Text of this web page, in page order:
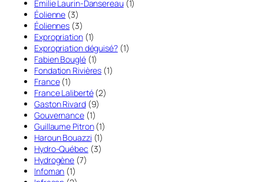
Émilie Laurin-Dansereau(1)
Éolienne (3)
Éoliennes (3)
Expropriation(1)
Expropriation déguisé?(1)
Fabien Bouglé(1)
Fondation Rivières (1)
France(1)
France Laliberté(2)
Gaston Rivard(9)
Gouvernance(1)
Guillaume Pitron(1)
Haroun Bouazzi (1)
Hydro-Québec (3)
Hydrogène (7)
Infoman (1)